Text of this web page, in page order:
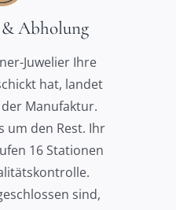
Abholung
Juwelier Ihre
hat, landet
Manufaktur.
um den Rest. Ihr
16 Stationen
sind,